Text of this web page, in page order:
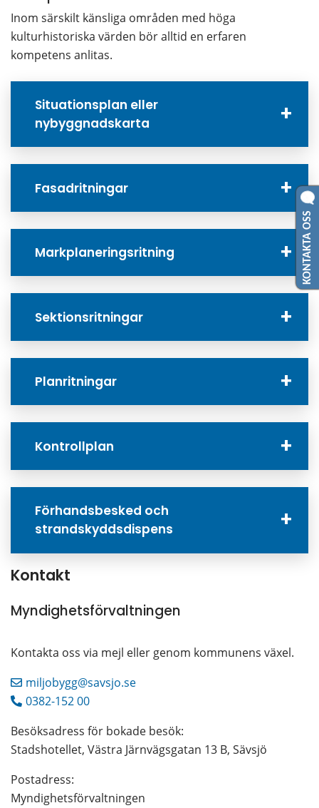
Inom särskilt känsliga områden med höga
kulturhistoriska värden bör alltid en erfaren
kompetens anlitas.
Situationsplan eller
nybyggnadskarta
Fasadritningar
Markplaneringsritning
Sektionsritningar
Planritningar
Kontrollplan
Förhandsbesked och
strandskyddsdispens
Kontakt
Myndighetsförvaltningen
Kontakta oss via mejl eller genom kommunens växel.
miljobygg@savsjo.se
0382-152 00
Besöksadress för bokade besök:
Stadshotellet, Västra Järnvägsgatan 13 B, Sävsjö
Postadress:
Myndighetsförvaltningen
KONTAKTA OSS